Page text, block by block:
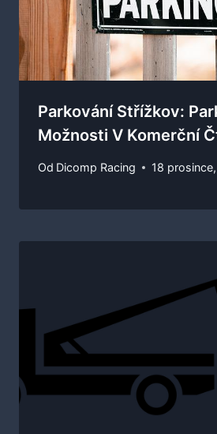
Parkování Střížkov:
Možnosti V Komerční
Od Dicomp Racing 18